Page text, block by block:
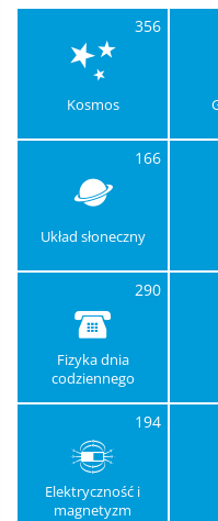
356
Kosmos
166
Układ słoneczny
290
Fizyka dnia
codziennego
194
Elektryczność i
magnetyzm